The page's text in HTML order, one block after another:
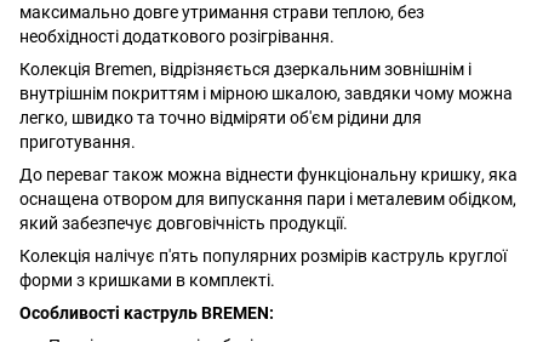
максимально довге утримання страви теплою, без
необхідності додаткового розігрівання.
Колекція Bremen, відрізняється дзеркальним зовнішнім і
внутрішнім покриттям і мірною шкалою, завдяки чому можна
легко, швидко та точно відміряти об'єм рідини для
приготування.
До переваг також можна віднести функціональну кришку, яка
оснащена отвором для випускання пари і металевим обідком,
який забезпечує довговічність продукції.
Колекція налічує п'ять популярних розмірів каструль круглої
форми з кришками в комплекті.
Особливості каструль BREMEN: